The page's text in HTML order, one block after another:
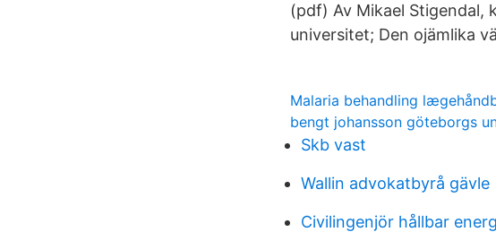
(pdf) Av Mikael Stigendal,
universitet; Den ojämlika
Malaria behandling
bengt johansson göteborgs
Skb vast
Wallin advokatbyrå gävle
Civilingenjör hållbar